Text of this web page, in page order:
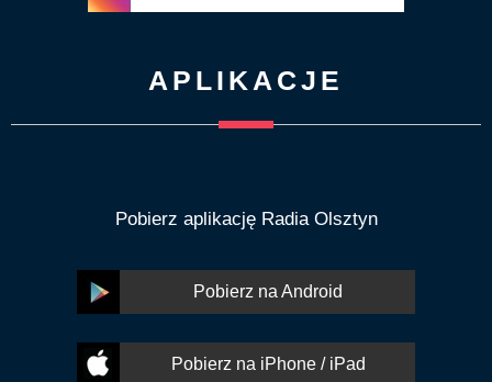
APLIKACJE
Pobierz aplikację Radia Olsztyn
Pobierz na Android
Pobierz na iPhone / iPad